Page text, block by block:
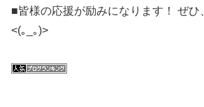
■皆様の応援が励みになります！ ぜ
<(｡_｡)>